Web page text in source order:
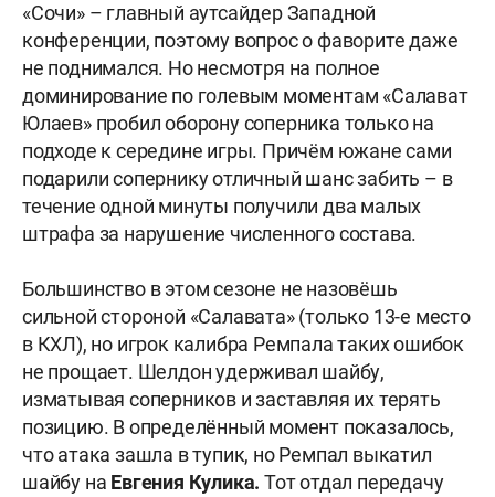
«Сочи» – главный аутсайдер Западной
конференции, поэтому вопрос о фаворите даже
не поднимался. Но несмотря на полное
доминирование по голевым моментам «Салават
Юлаев» пробил оборону соперника только на
подходе к середине игры. Причём южане сами
подарили сопернику отличный шанс забить – в
течение одной минуты получили два малых
штрафа за нарушение численного состава.
Большинство в этом сезоне не назовёшь
сильной стороной «Салавата» (только 13-е место
в КХЛ), но игрок калибра Ремпала таких ошибок
не прощает. Шелдон удерживал шайбу,
изматывая соперников и заставляя их терять
позицию. В определённый момент показалось,
что атака зашла в тупик, но Ремпал выкатил
шайбу на Евгения Кулика.Тот отдал передачу